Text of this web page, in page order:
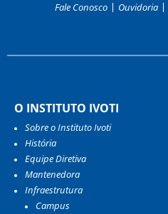
Fale Conosco Ouvidoria
O INSTITUTO IVOTI
Sobre o Instituto Ivoti
História
Equipe Diretiva
Mantenedora
Infraestrutura
Campus